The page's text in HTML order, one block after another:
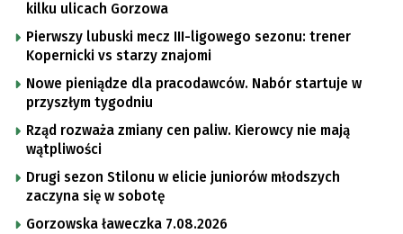
kilku ulicach Gorzowa
Pierwszy lubuski mecz III-ligowego sezonu: trener
Kopernicki vs starzy znajomi
Nowe pieniądze dla pracodawców. Nabór startuje w
przyszłym tygodniu
Rząd rozważa zmiany cen paliw. Kierowcy nie mają
wątpliwości
Drugi sezon Stilonu w elicie juniorów młodszych
zaczyna się w sobotę
Gorzowska ławeczka 7.08.2026